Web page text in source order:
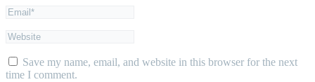
Save my name, email, and website in this browser for the next
time I comment.